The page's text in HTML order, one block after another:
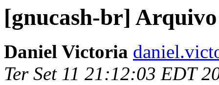
[gnucash-br]
Daniel Victoria
Ter Set 11 21:12:03 EDT